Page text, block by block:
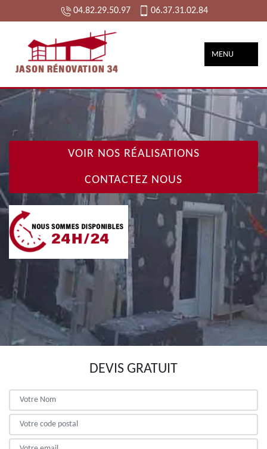
04.82.29.50.97 06.37.31.02.84
MENU
VOIR NOS RÉALISATIONS
CONTACTEZ NOUS
DEVIS GRATUIT